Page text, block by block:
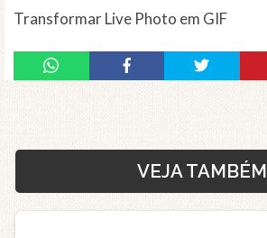
Transformar Live Photo em GIF
VEJA TAMBÉM